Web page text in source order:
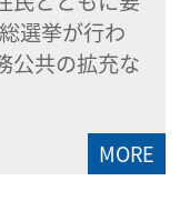
選挙が行わ
公共の拡充な
MORE